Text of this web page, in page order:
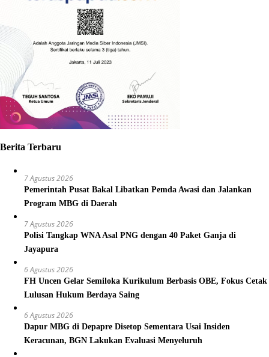
Berita Terbaru
7 Agustus 2026
Pemerintah Pusat Bakal Libatkan Pemda Awasi dan Jalankan
Program MBG di Daerah
7 Agustus 2026
Polisi Tangkap WNA Asal PNG dengan 40 Paket Ganja di
Jayapura
6 Agustus 2026
FH Uncen Gelar Semiloka Kurikulum Berbasis OBE, Fokus Cetak
Lulusan Hukum Berdaya Saing
6 Agustus 2026
Dapur MBG di Depapre Disetop Sementara Usai Insiden
Keracunan, BGN Lakukan Evaluasi Menyeluruh